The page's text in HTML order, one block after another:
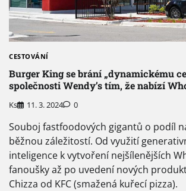
CESTOVÁNÍ
Burger King se brání „dynamickému
společnosti Wendy’s tím, že nabízí
Ks 11. 3. 2024 0
Souboj fastfoodových gigantů o podíl
běžnou záležitostí. Od využití
inteligence k vytvoření nejšílenějších
fanoušky až po uvedení nových
Chizza od KFC (smažená kuřecí pizza).